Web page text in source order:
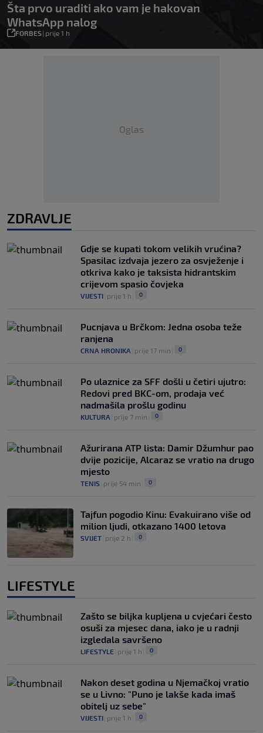
Šta prvo uraditi ako vam je hakovan
WhatsApp nalog
FORBES| prije 1 h
Oglas
ZDRAVLJE
Gdje se kupati tokom velikih vrućina?
Spasilac izdvaja jezero za osvježenje i
otkriva kako je taksista hidrantskim
crijevom spasio čovjeka
VIJESTI prije 1 h 0
Pucnjava u Brčkom: Jedna osoba teže
ranjena
CRNA HRONIKA prije 17 min 0
Po ulaznice za SFF došli u četiri ujutro:
Redovi pred BKC-om, prodaja već
nadmašila prošlu godinu
KULTURA prije 7 min 0
Ažurirana ATP lista: Damir Džumhur pao
dvije pozicije, Alcaraz se vratio na drugo
mjesto
TENIS prije 54 min 0
Tajfun pogodio Kinu: Evakuirano više od
milion ljudi, otkazano 1400 letova
SVIJET prije 2 h 0
LIFESTYLE
Zašto se biljka kupljena u cvjećari često
osuši za mjesec dana, iako je u radnji
izgledala savršeno
LIFESTYLE prije 1 h 0
Nakon deset godina u Njemačkoj vratio
se u Livno: "Puno je lakše kada imaš
obitelj uz sebe"
VIJESTI prije 1 h 0